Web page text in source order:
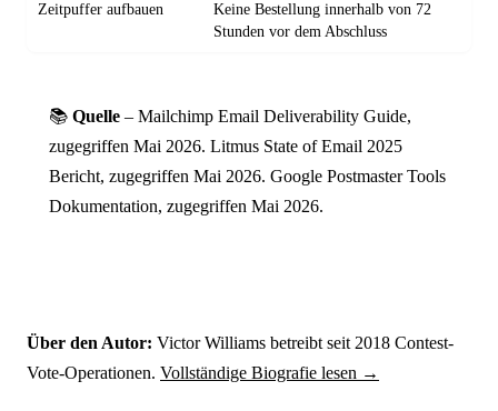
Zeitpuffer aufbauen
Keine Bestellung innerhalb von 72
Stunden vor dem Abschluss
📚 Quelle – Mailchimp Email Deliverability Guide,
zugegriffen Mai 2026. Litmus State of Email 2025
Bericht, zugegriffen Mai 2026. Google Postmaster Tools
Dokumentation, zugegriffen Mai 2026.
Über den Autor: Victor Williams betreibt seit 2018 Contest-
Vote-Operationen. Vollständige Biografie lesen →